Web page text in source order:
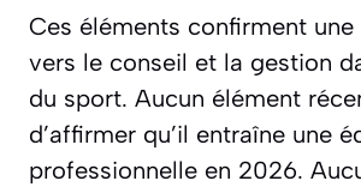
Ces éléments confirment
vers le conseil et la gestion
du sport. Aucun élément
d’affirmer qu’il entraîne une
professionnelle en 2026.